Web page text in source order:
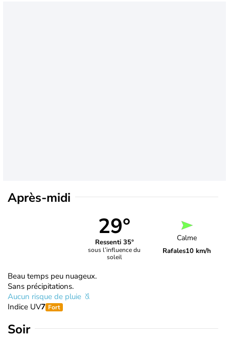
Après-midi
29°
Ressenti 35°
sous l’influence du
soleil
Calme
Rafales10 km/h
Beau temps peu nuageux.
Sans précipitations.
Aucun risque de pluie
Indice UV7 Fort
Soir